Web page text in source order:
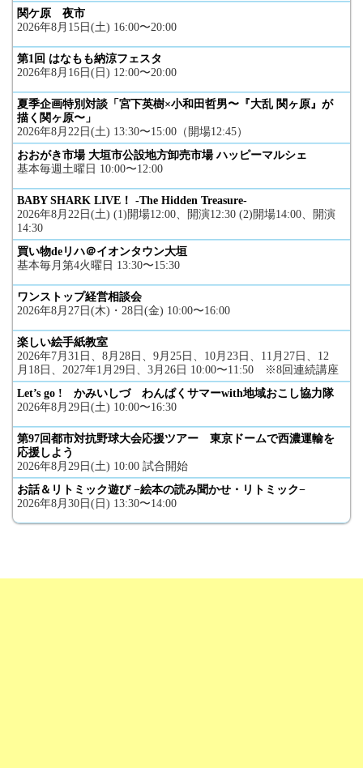
関ケ原 夜市
2026年8月15日(土) 16:00〜20:00
第1回 はなもも納涼フェスタ
2026年8月16日(日) 12:00〜20:00
夏季企画特別対談「宮下英樹×小和田哲男〜『大乱 関ヶ原』が
描く関ヶ原〜」
2026年8月22日(土) 13:30〜15:00（開場12:45）
おおがき市場 大垣市公設地方卸売市場 ハッピーマルシェ
基本毎週土曜日 10:00〜12:00
BABY SHARK LIVE！ -The Hidden Treasure-
2026年8月22日(土) (1)開場12:00、開演12:30 (2)開場14:00、開演
14:30
買い物deリハ＠イオンタウン大垣
基本毎月第4火曜日 13:30〜15:30
ワンストップ経営相談会
2026年8月27日(木)・28日(金) 10:00〜16:00
楽しい絵手紙教室
2026年7月31日、8月28日、9月25日、10月23日、11月27日、12
月18日、2027年1月29日、3月26日 10:00〜11:50 ※8回連続講座
Let’s go ! かみいしづ わんぱくサマーwith地域おこし協力隊
2026年8月29日(土) 10:00〜16:30
第97回都市対抗野球大会応援ツアー 東京ドームで西濃運輸を
応援しよう
2026年8月29日(土) 10:00 試合開始
お話＆リトミック遊び −絵本の読み聞かせ・リトミック−
2026年8月30日(日) 13:30〜14:00